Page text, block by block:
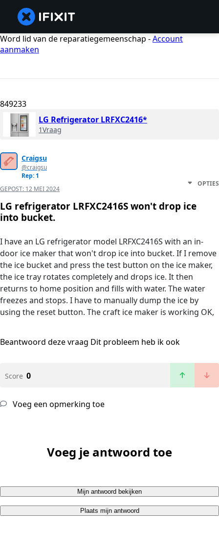
Word lid van de reparatiegemeenschap -Account
aanmaken
849233
LG Refrigerator LRFXC2416*
1Vraag
Craigsu
@craigsu
Rep: 1
GEPOST: 12 MEI 2024
OPTIES
LG refrigerator LRFXC2416S won't drop ice
into bucket.
I have an LG refrigerator model LRFXC2416S with an in-
door ice maker that won't drop ice into bucket. If I remove
the ice bucket and press the test button on the ice maker,
the ice tray rotates completely and drops ice. It then
returns to home position and fills with water. The water
freezes and stops. I have to manually dump the ice by
using the reset button. The craft ice maker is working OK,
Beantwoord deze vraag Dit probleem heb ik ook
Score 0
Voeg een opmerking toe
Voeg je antwoord toe
Mijn antwoord bekijken
Plaats mijn antwoord